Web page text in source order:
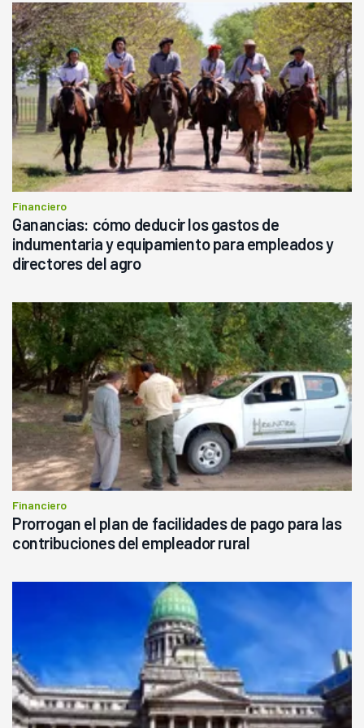
Financiero
Ganancias: cómo deducir los gastos de
indumentaria y equipamiento para empleados y
directores del agro
Financiero
Prorrogan el plan de facilidades de pago para las
contribuciones del empleador rural